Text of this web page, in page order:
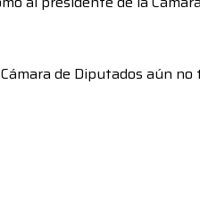
de Diputados aún